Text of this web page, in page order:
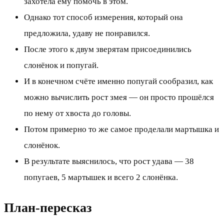
Однако тот способ измерения, который она
предложила, удаву не понравился.
После этого к двум зверятам присоединились
слонёнок и попугай.
И в конечном счёте именно попугай сообразил, как
можно вычислить рост змея — он просто прошёлся
по нему от хвоста до головы.
Потом примерно то же самое проделали мартышка и
слонёнок.
В результате выяснилось, что рост удава — 38
попугаев, 5 мартышек и всего 2 слонёнка.
План-пересказ